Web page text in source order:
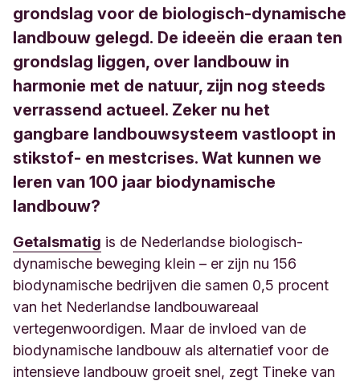
grondslag voor de biologisch-dynamische
landbouw gelegd. De ideeën die eraan ten
grondslag liggen, over landbouw in
harmonie met de natuur, zijn nog steeds
verrassend actueel. Zeker nu het
gangbare landbouwsysteem vastloopt in
stikstof- en mestcrises. Wat kunnen we
leren van 100 jaar biodynamische
landbouw?
Getalsmatig is de Nederlandse biologisch-
dynamische beweging klein – er zijn nu 156
biodynamische bedrijven die samen 0,5 procent
van het Nederlandse landbouwareaal
vertegenwoordigen. Maar de invloed van de
biodynamische landbouw als alternatief voor de
intensieve landbouw groeit snel, zegt Tineke van